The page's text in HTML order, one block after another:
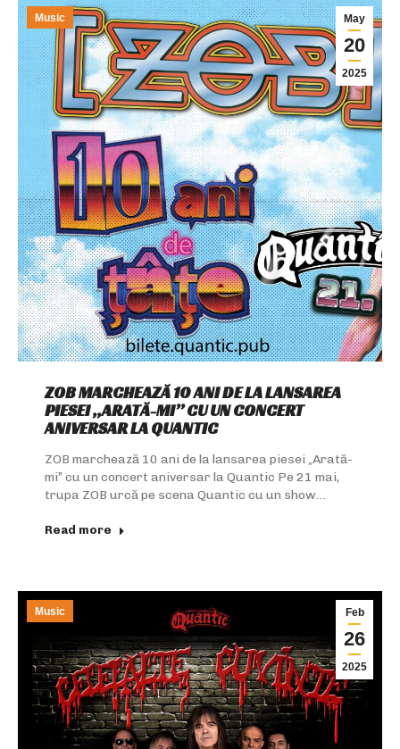
May
20
2025
Music
ZOB MARCHEAZĂ 10 ANI DE LA LANSAREA
PIESEI „ARATĂ-MI” CU UN CONCERT
ANIVERSAR LA QUANTIC
ZOB marchează 10 ani de la lansarea piesei „Arată-
mi” cu un concert aniversar la Quantic Pe 21 mai,
trupa ZOB urcă pe scena Quantic cu un show…
Read more
Feb
26
2025
Music